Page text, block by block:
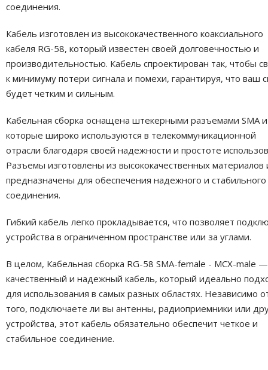
соединения.
Кабель изготовлен из высококачественного коаксиального
кабеля RG-58, который известен своей долговечностью и
производительностью. Кабель спроектирован так, чтобы
к минимуму потери сигнала и помехи, гарантируя, что ваш
будет четким и сильным.
Кабельная сборка оснащена штекерными разъемами SMA и
которые широко используются в телекоммуникационной
отрасли благодаря своей надежности и простоте
Разъемы изготовлены из высококачественных материалов
предназначены для обеспечения надежного и стабильного
соединения.
Гибкий кабель легко прокладывается, что позволяет
устройства в ограниченном пространстве или за углами.
В целом, Кабельная сборка RG-58 SMA-female - MCX-male
качественный и надежный кабель, который идеально
для использования в самых разных областях. Независимо
того, подключаете ли вы антенны, радиоприемники или
устройства, этот кабель обязательно обеспечит четкое и
стабильное соединение.